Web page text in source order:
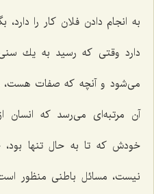
به انجام دادن فلان كار را دارد،
دارد وقتی كه رسید به یك
می‌شود و آنچه كه صفات
آن مرتبه‌ای می‌رسد كه انسان
خودش كه تا به حال تنها
نیست، مسائل باطنی منظور